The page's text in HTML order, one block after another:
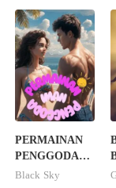
PERMAINAN
PENGGODA
IMAN
Black Sky